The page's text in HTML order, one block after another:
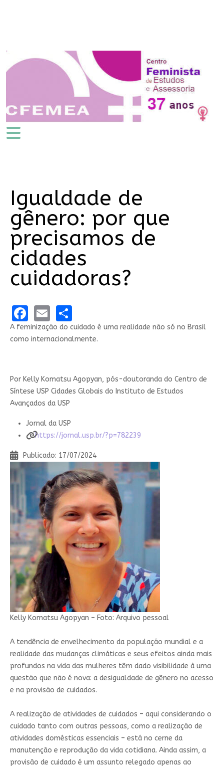
Igualdade de
gênero: por que
precisamos de
cidades
cuidadoras?
Facebook
EmailShare
A feminização do cuidado é uma realidade não só no Brasil
como internacionalmente.
Por Kelly Komatsu Agopyan, pós-doutoranda do Centro de
Síntese USP Cidades Globais do Instituto de Estudos
Avançados da USP
Jornal da USP
https://jornal.usp.br/?p=782239
Publicado: 17/07/2024
Kelly Komatsu Agopyan – Foto: Arquivo pessoal
Atendência de envelhecimento da população mundial e a
realidade das mudanças climáticas e seus efeitos ainda mais
profundos na vida das mulheres têm dado visibilidade à uma
questão que não é nova: a desigualdade de gênero no acesso
e na provisão de cuidados.
A realização de atividades de cuidados – aqui considerando o
cuidado tanto com outras pessoas, como a realização de
atividades domésticas essenciais – está no cerne da
manutenção e reprodução da vida cotidiana. Ainda assim, a
provisão de cuidado é um assunto relegado apenas ao